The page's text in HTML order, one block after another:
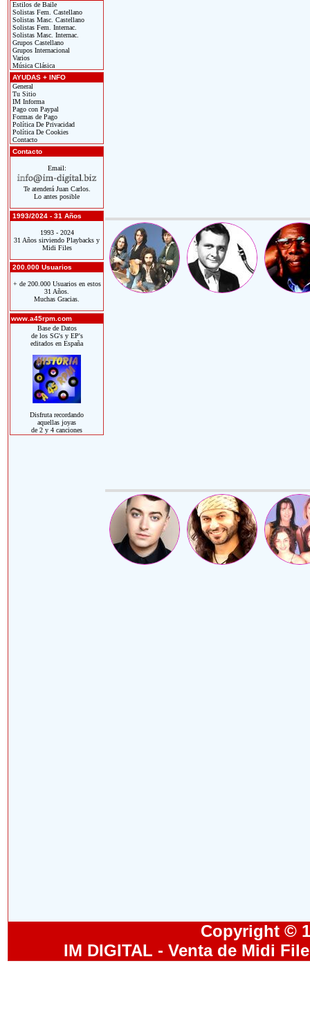
Estilos de Baile
Solistas Fem. Castellano
Solistas Masc. Castellano
Solistas Fem. Internac.
Solistas Masc. Internac.
Grupos Castellano
Grupos Internacional
Varios
Música Clásica
AYUDAS + INFO
General
Tu Sitio
IM Informa
Pago con Paypal
Formas de Pago
Política De Privacidad
Política De Cookies
Contacto
Contacto
Email:
Te atenderá Juan Carlos.
Lo antes posible
1993/2024 - 31 Años
1993 - 2024
31 Años sirviendo Playbacks y
Midi Files
200.000 Usuarios
+ de 200.000 Usuarios en estos
31 Años.
Muchas Gracias.
www.a45rpm.com
Base de Datos
de los SG's y EP's
editados en España
Disfruta recordando
aquellas joyas
de 2 y 4 canciones
Copyright ©
IM DIGITAL - Venta de Midi